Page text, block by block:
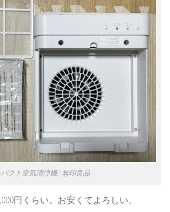
クト空気清浄機 / 無印良品
円くらい。お安くてよろしい。